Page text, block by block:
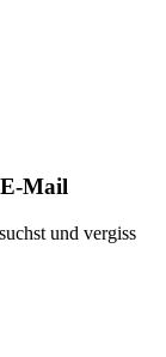
E-Mail
und vergiss